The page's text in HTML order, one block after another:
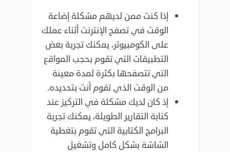
إذا كنت ممن لديهم مشكلة إضاعة
الوقت في تصفح الإنترنت أثناء عملك
على الكومبيوتر، يمكنك ‏تجربة بعض
التطبيقات التي تقوم بحجب المواقع
التي تتصفحها بكثرة لمدة معينة
من الوقت الذي ‏تقوم أنت بتحديده‎.‎
إذ كان لديك مشكلة في التركيز عند
كتابة التقارير الطويلة، يمكنك تجربة
البرامج الكتابية التي تقوم ‏بتغطية
الشاشة بشكل كامل وتشغيل